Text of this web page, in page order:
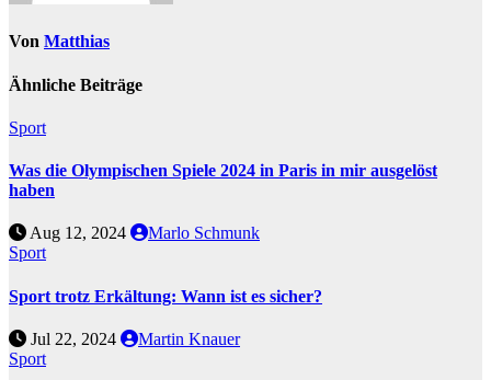
Von Matthias
Ähnliche Beiträge
Sport
Was die Olympischen Spiele 2024 in Paris in mir ausgelöst
haben
Aug 12, 2024
Marlo Schmunk
Sport
Sport trotz Erkältung: Wann ist es sicher?
Jul 22, 2024
Martin Knauer
Sport